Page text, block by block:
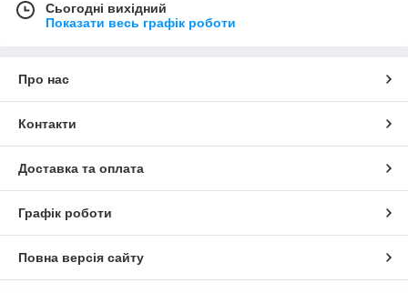
Сьогодні вихідний
Показати весь графік роботи
Про нас
Контакти
Доставка та оплата
Графік роботи
Повна версія сайту